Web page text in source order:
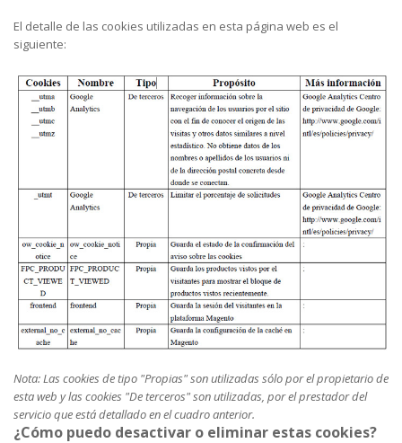
El detalle de las cookies utilizadas en esta página web es el
siguiente:
Nota: Las cookies de tipo "Propias" son utilizadas sólo por el propietario de
esta web y las cookies "De terceros" son utilizadas, por el prestador del
servicio que está detallado en el cuadro anterior.
¿Cómo puedo desactivar o eliminar estas cookies?